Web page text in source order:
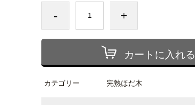
- +
カートに入れる
カテゴリー 完熟ほだ木